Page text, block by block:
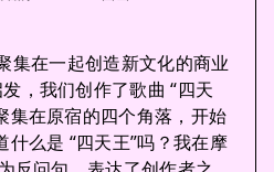
集在一起创造新文化的商业
，我们创作了歌曲 “四天
集在原宿的四个角落，开始
什么是 “四天王”吗？我在摩